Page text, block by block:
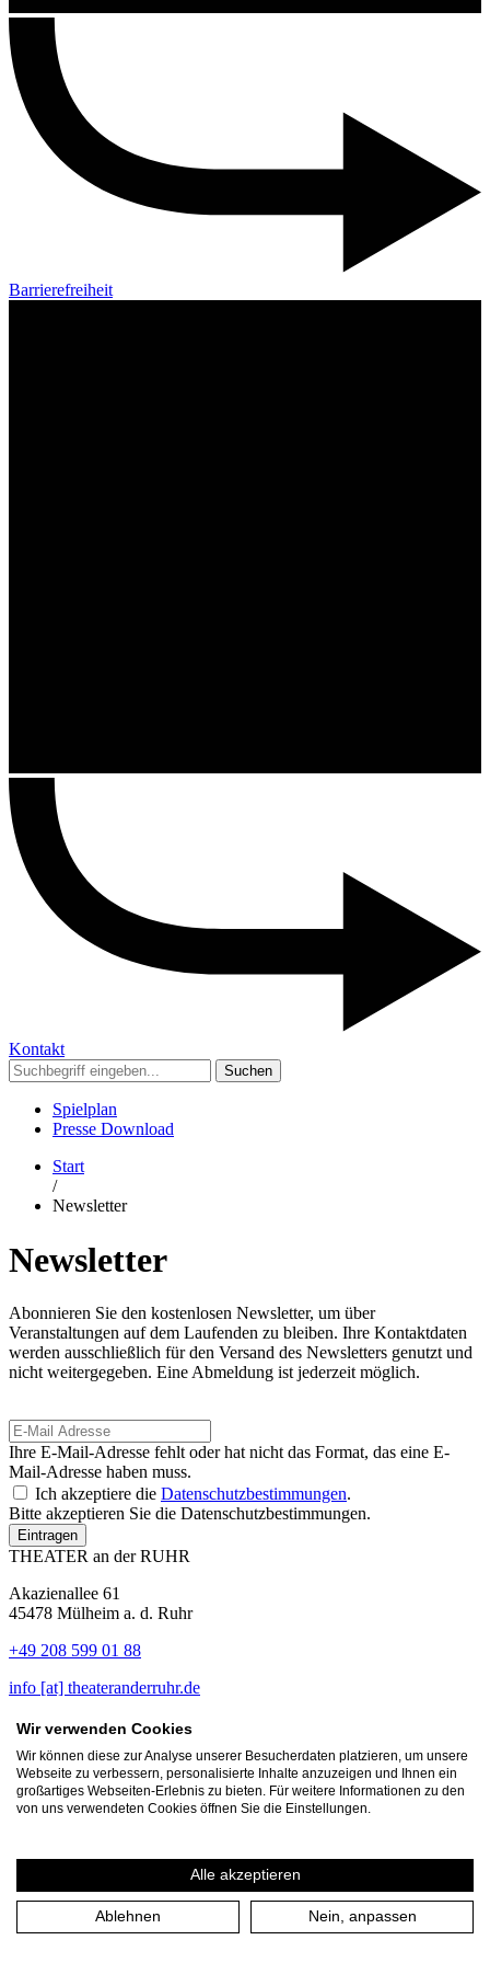
Barrierefreiheit
Kontakt
Suchen
Spielplan
Presse Download
Start
/
Newsletter
Newsletter
Abonnieren Sie den kostenlosen Newsletter, um über
Veranstaltungen auf dem Laufenden zu bleiben. Ihre Kontaktdaten
werden ausschließlich für den Versand des Newsletters genutzt und
nicht weitergegeben. Eine Abmeldung ist jederzeit möglich.
Ihre E-Mail-Adresse fehlt oder hat nicht das Format, das eine E-
Mail-Adresse haben muss.
Ich akzeptiere die Datenschutzbestimmungen.
Bitte akzeptieren Sie die Datenschutzbestimmungen.
Eintragen
THEATER an der RUHR
Akazienallee 61
45478 Mülheim a. d. Ruhr
+49 208 599 01 88
info [​at​] theateranderruhr.de
Facebook
Newsletter
Presse
Wir verwenden Cookies
Wir können diese zur Analyse unserer Besucherdaten platzieren, um unsere
Webseite zu verbessern, personalisierte Inhalte anzuzeigen und Ihnen ein
großartiges Webseiten-Erlebnis zu bieten. Für weitere Informationen zu den
von uns verwendeten Cookies öffnen Sie die Einstellungen.
Alle akzeptieren
Ablehnen Nein, anpassen